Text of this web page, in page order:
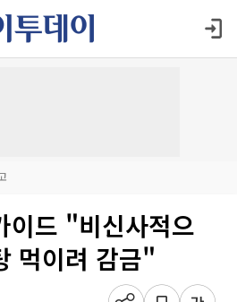
이드 "비신사적으
먹이려 감금"